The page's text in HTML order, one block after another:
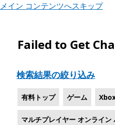
メイン コンテンツへスキップ
Microsoft.com をリスト
Failed to Get
検索結果の絞り込み
有料トップ ゲーム
マルチプレイヤー オンライン